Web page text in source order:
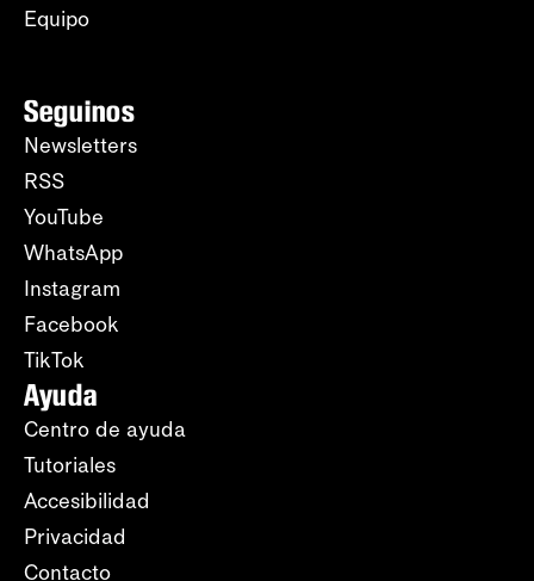
Equipo
Seguinos
Newsletters
RSS
YouTube
WhatsApp
Instagram
Facebook
TikTok
Ayuda
Centro de ayuda
Tutoriales
Accesibilidad
Privacidad
Contacto